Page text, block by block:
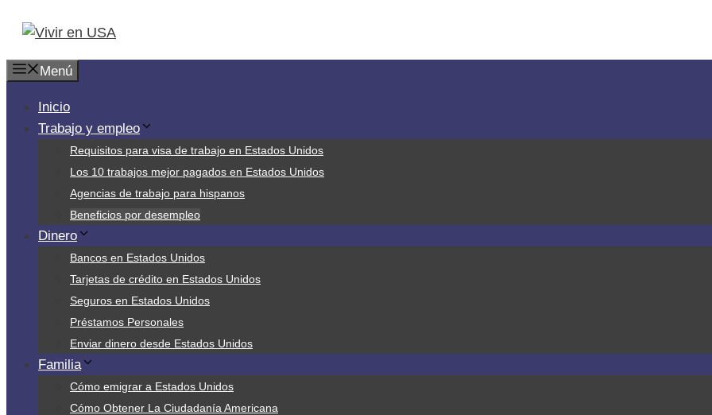
contenido
Menú
Inicio
Trabajo y empleo
Requisitos para visa de trabajo en Estados Unidos
Los 10 trabajos mejor pagados en Estados Unidos
Agencias de trabajo para hispanos
Beneficios por desempleo
Dinero
Bancos en Estados Unidos
Tarjetas de crédito en Estados Unidos
Seguros en Estados Unidos
Préstamos Personales
Enviar dinero desde Estados Unidos
Familia
Cómo emigrar a Estados Unidos
Cómo Obtener La Ciudadanía Americana